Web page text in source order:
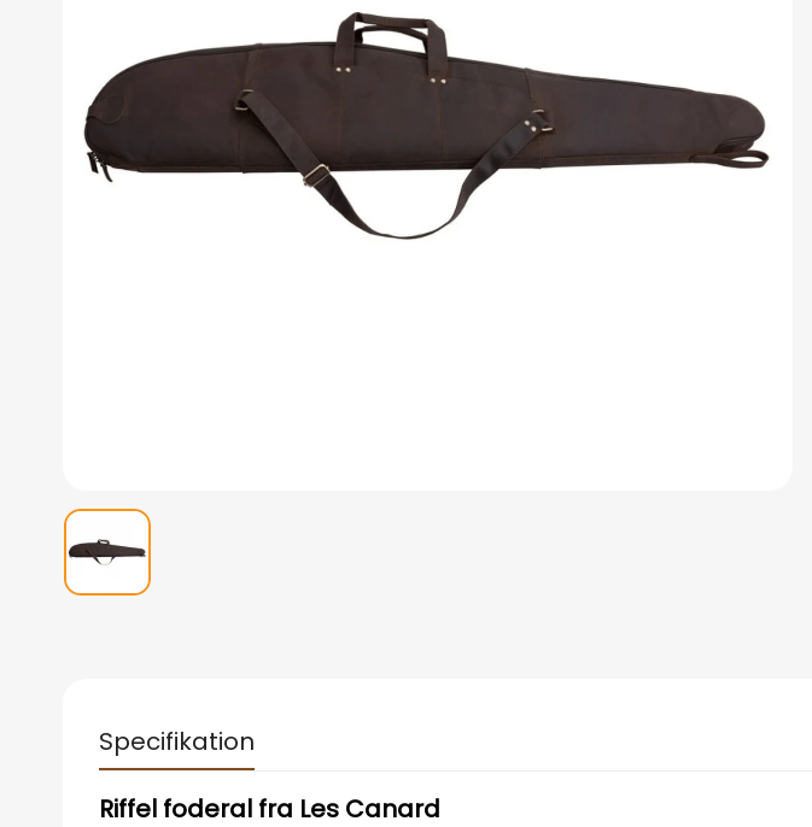
Specifikation
Riffel foderal fra Les Canard